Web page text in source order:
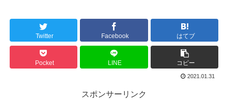
Twitter Facebook はてブ
Pocket LINE コピー
2021.01.31
スポンサーリンク